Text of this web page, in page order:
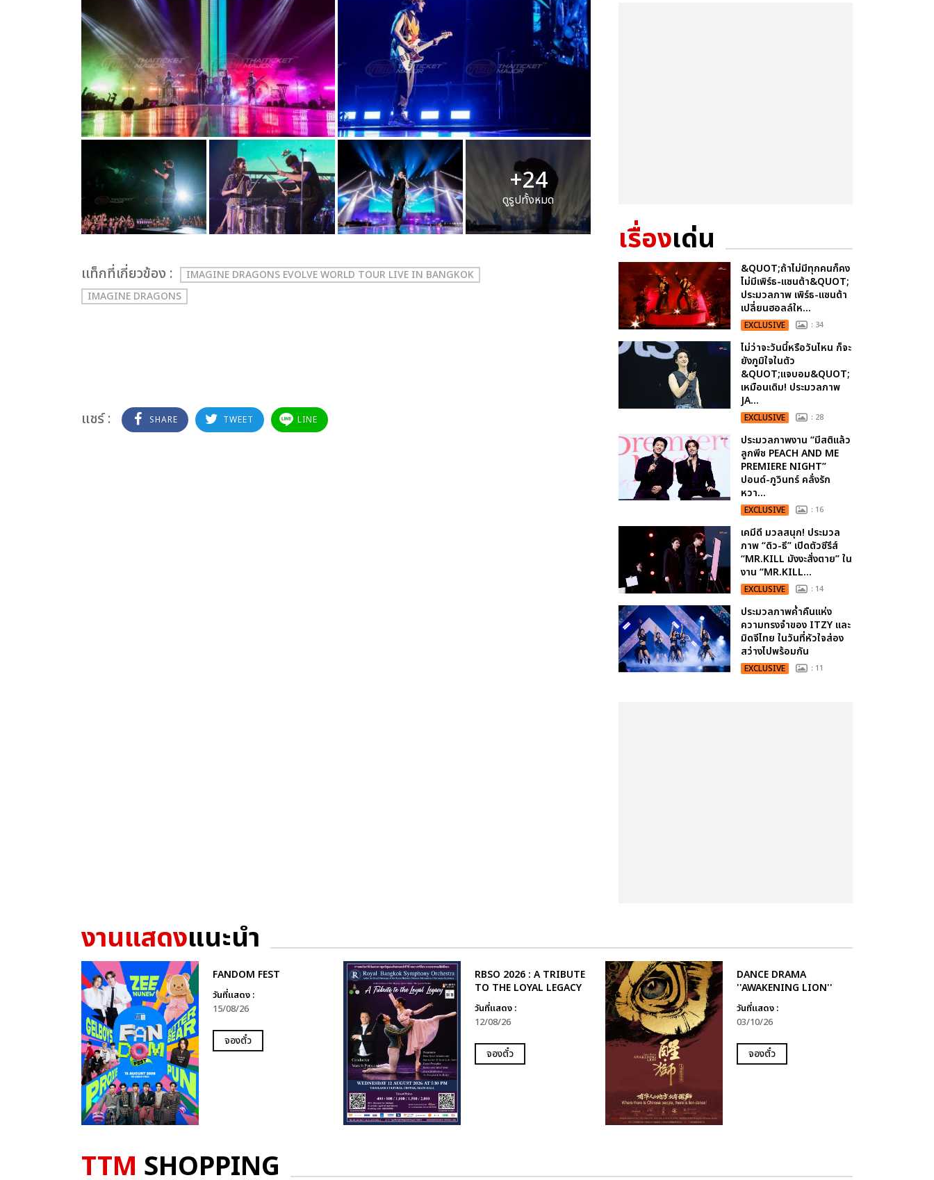
+24
ดูรูปทั้งหมด
เเท็กที่เกี่ยวข้อง :
IMAGINE DRAGONS EVOLVE WORLD TOUR LIVE IN BANGKOK
IMAGINE DRAGONS
แชร์ : SHARE TWEET LINE
เรื่องเด่น
&QUOT;ถ้าไม่มีทุกคนก็คง
ไม่มีเพิร์ธ-แซนต้า&QUOT;
ประมวลภาพ เพิร์ธ-แซนต้า
เปลี่ยนฮอลล์ให...
EXCLUSIVE : 34
ไม่ว่าจะวันนี้หรือวันไหน ก็จะ
ยังภูมิใจในตัว
&QUOT;แจบอม&QUOT;
เหมือนเดิม! ประมวลภาพ
JA...
EXCLUSIVE : 28
ประมวลภาพงาน “มีสติแล้ว
ลูกพีช PEACH AND ME
PREMIERE NIGHT”
ปอนด์-ภูวินทร์ คลั่งรัก
หวา...
EXCLUSIVE : 16
เคมีดี มวลสนุก! ประมวล
ภาพ “ดิว-ธี” เปิดตัวซีรีส์
“MR.KILL มังงะสั่งตาย” ใน
งาน “MR.KILL...
EXCLUSIVE : 14
ประมวลภาพค่ำคืนแห่ง
ความทรงจำของ ITZY และ
มิดจีไทย ในวันที่หัวใจส่อง
สว่างไปพร้อมกัน
EXCLUSIVE : 11
งานแสดงแนะนำ
FANDOM FEST
วันที่แสดง :
15/08/26
จองตั๋ว
RBSO 2026 : A TRIBUTE
TO THE LOYAL LEGACY
วันที่แสดง :
12/08/26
จองตั๋ว
DANCE DRAMA
''AWAKENING LION''
วันที่แสดง :
03/10/26
จองตั๋ว
TTM SHOPPING